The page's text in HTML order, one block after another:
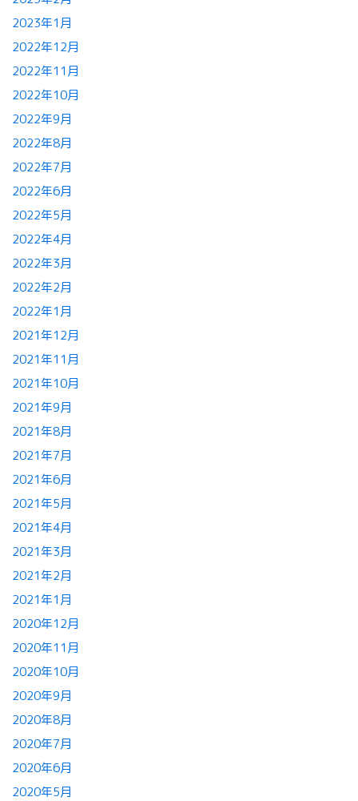
2023年1月
2022年12月
2022年11月
2022年10月
2022年9月
2022年8月
2022年7月
2022年6月
2022年5月
2022年4月
2022年3月
2022年2月
2022年1月
2021年12月
2021年11月
2021年10月
2021年9月
2021年8月
2021年7月
2021年6月
2021年5月
2021年4月
2021年3月
2021年2月
2021年1月
2020年12月
2020年11月
2020年10月
2020年9月
2020年8月
2020年7月
2020年6月
2020年5月